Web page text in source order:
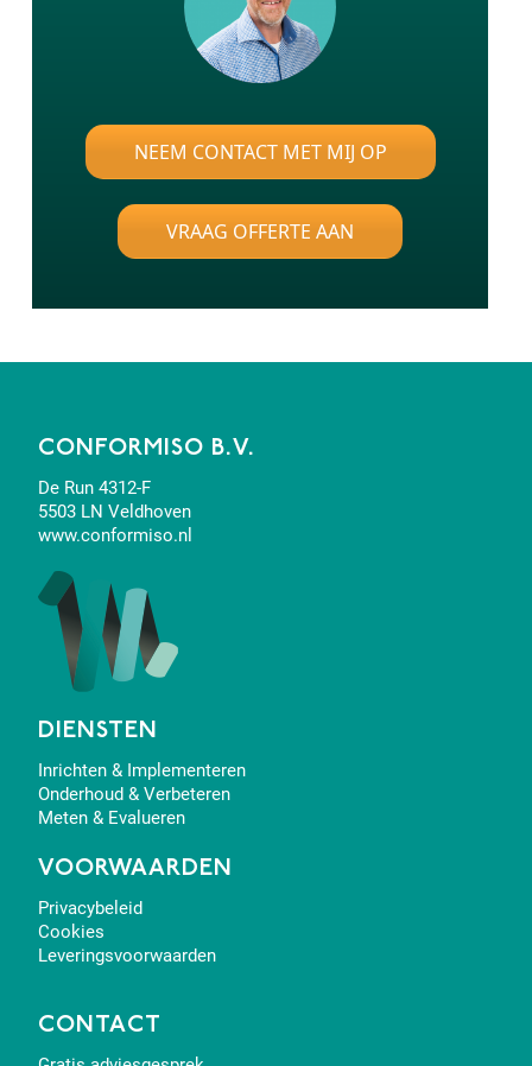
NEEM CONTACT MET MIJ OP
VRAAG OFFERTE AAN
CONFORMISO B.V.
De Run 4312-F
5503 LN Veldhoven
www.conformiso.nl
DIENSTEN
Inrichten & Implementeren
Onderhoud & Verbeteren
Meten & Evalueren
VOORWAARDEN
Privacybeleid
Cookies
Leveringsvoorwaarden
CONTACT